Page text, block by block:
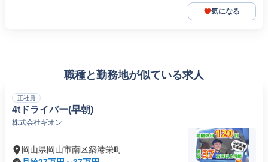
気になる
職種と勤務地が似ている求人
正社員
4tドライバー(早朝)
株式会社ギオン
岡山県岡山市南区築港栄町